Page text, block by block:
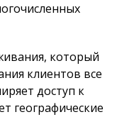
который
клиентов все
доступ к
географические